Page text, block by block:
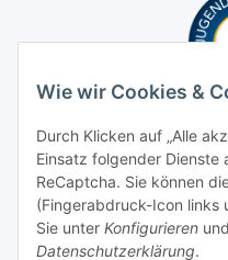
Wie wir Cookies &
Durch Klicken auf „Alle
Einsatz folgender Dienste
ReCaptcha. Sie können
(Fingerabdruck-Icon links
Sie unter Konfigurieren
Datenschutzerklärung.